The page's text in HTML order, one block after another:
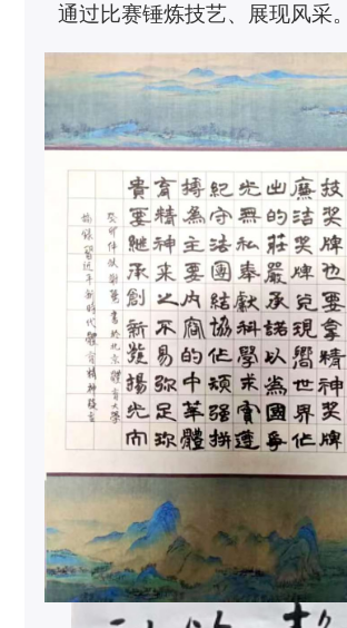
通过比赛锤炼技艺、展现风采。